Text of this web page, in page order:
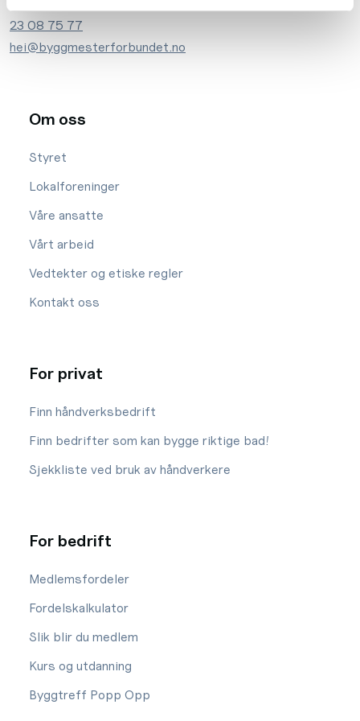
23 08 75 77
hei@byggmesterforbundet.no
Om oss
Styret
Lokalforeninger
Våre ansatte
Vårt arbeid
Vedtekter og etiske regler
Kontakt oss
For privat
Finn håndverksbedrift
Finn bedrifter som kan bygge riktige bad!
Sjekkliste ved bruk av håndverkere
For bedrift
Medlemsfordeler
Fordelskalkulator
Slik blir du medlem
Kurs og utdanning
Byggtreff Popp Opp